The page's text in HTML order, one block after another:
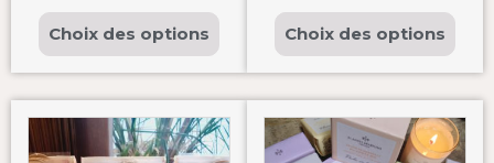
Choix des options Choix des options